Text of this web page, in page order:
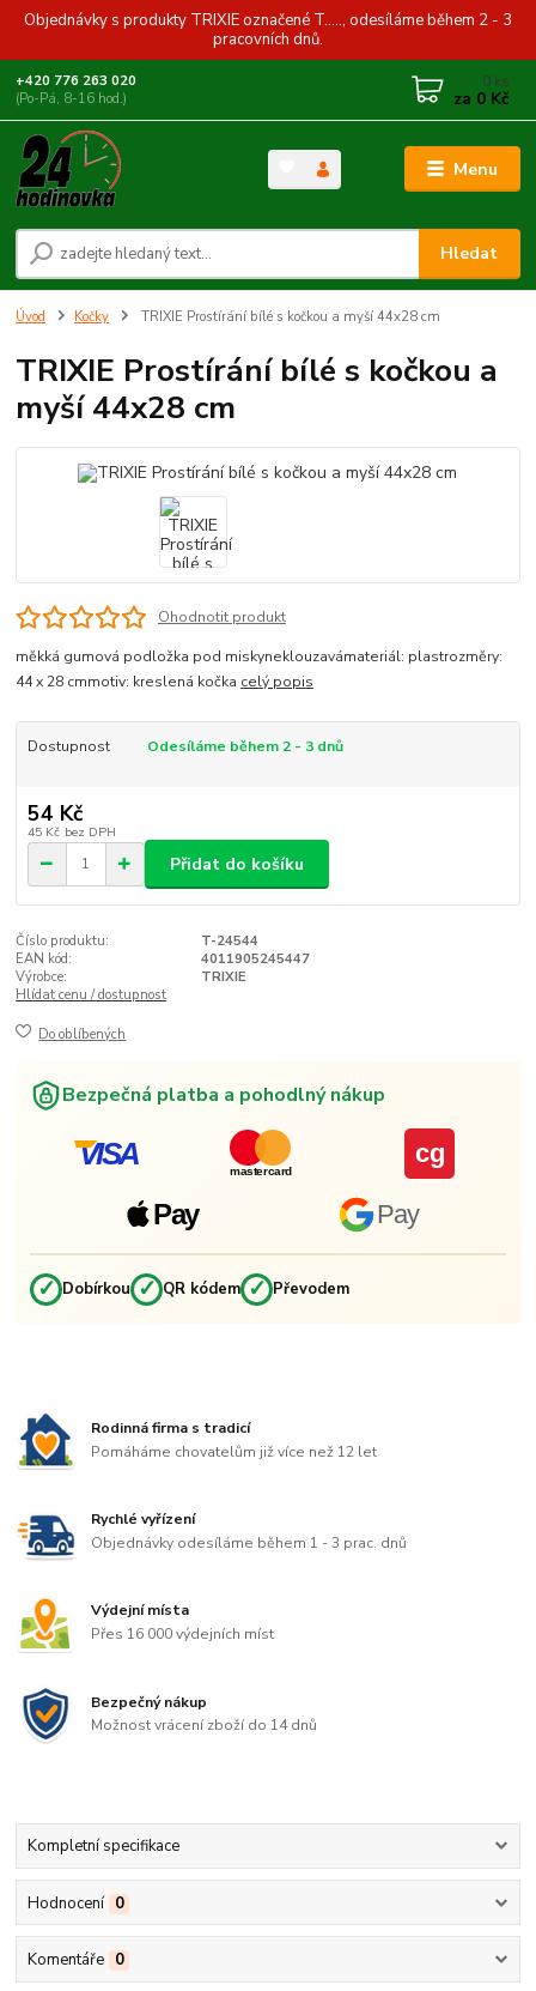
Objednávky s produkty TRIXIE označené T....., odesíláme během 2 - 3
pracovních dnů.
Menu
Hledat
+420 776 263 020
(Po-Pá, 8-16 hod.)
0 ks
za 0 Kč
Úvod Kočky TRIXIE Prostírání bílé s kočkou a myší 44x28 cm
TRIXIE Prostírání bílé s kočkou a
myší 44x28 cm
Ohodnotit produkt
měkká gumová podložka pod miskyneklouzavámateriál: plastrozměry:
44 x 28 cmmotiv: kreslená kočka celý popis
Dostupnost Odesíláme během 2 - 3 dnů
54 Kč
45 Kč bez DPH
Přidat do košíku
Číslo produktu:
T-24544
EAN kód:
4011905245447
Výrobce:
TRIXIE
Hlídat cenu / dostupnost
Do oblíbených
Bezpečná platba a pohodlný nákup
VISA mastercard
Pay Pay
cg
✓ Dobírkou ✓ QR kódem ✓ Převodem
Rodinná firma s tradicí
Pomáháme chovatelům již více než 12 let
Rychlé vyřízení
Objednávky odesíláme během 1 - 3 prac. dnů
Výdejní místa
Přes 16 000 výdejních míst
Bezpečný nákup
Možnost vrácení zboží do 14 dnů
Kompletní specifikace
Hodnocení 0
Komentáře 0